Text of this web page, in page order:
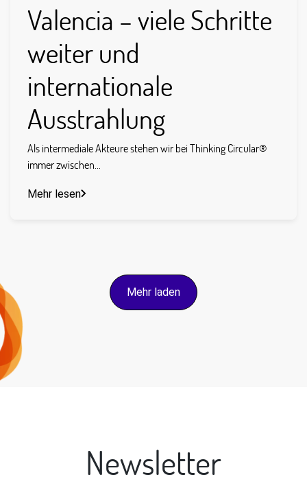
Valencia – viele Schritte
weiter und
internationale
Ausstrahlung
Als intermediale Akteure stehen wir bei Thinking Circular®
immer zwischen...
Mehr lesen
Mehr laden
Newsletter